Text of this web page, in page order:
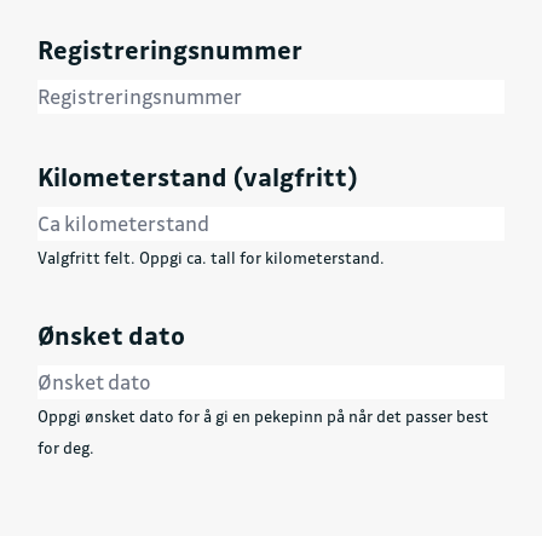
Registreringsnummer
Kilometerstand (valgfritt)
Valgfritt felt. Oppgi ca. tall for kilometerstand.
Ønsket dato
Oppgi ønsket dato for å gi en pekepinn på når det passer best
for deg.